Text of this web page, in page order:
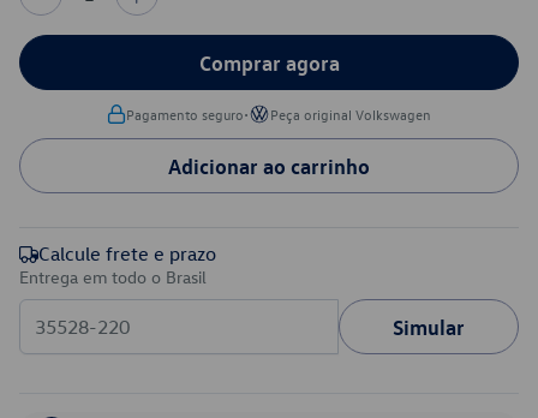
Comprar agora
Pagamento seguro• Peça original Volkswagen
Adicionar ao carrinho
Calcule frete e prazo
Entrega em todo o Brasil
Simular